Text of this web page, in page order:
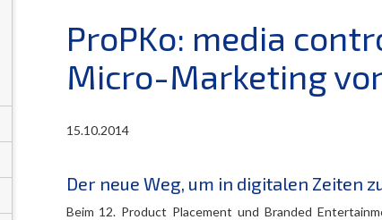
ProPKo: media
Micro-Marketing
15.10.2014
Der neue Weg, um in digitalen Zeiten
Beim 12. Product Placement und Branded